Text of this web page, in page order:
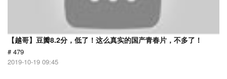
【越哥】豆瓣8.2分，低了！这么真实的国产青春片，不多了！
# 479
2019-10-19 09:45